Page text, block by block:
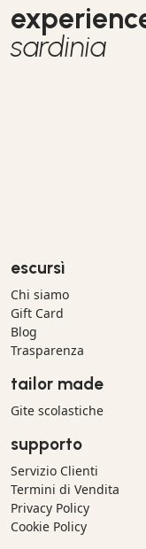
sardinia
escursì
Chi siamo
Gift Card
Blog
Trasparenza
tailor made
Gite scolastiche
supporto
Servizio Clienti
Termini di Vendita
Privacy Policy
Cookie Policy